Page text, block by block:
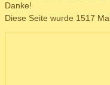
Danke!
Diese Seite wurde 1517